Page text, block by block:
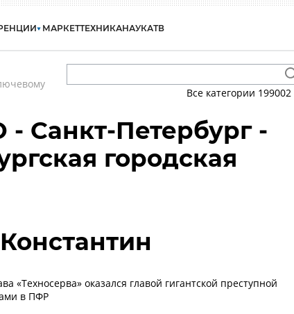
МАРКЕТТЕХНИКАНАУКАТВ
Все категории 199002
Санкт-Петербург -
городская
«Техносерва» оказался главой гигантской преступной
в ПФР